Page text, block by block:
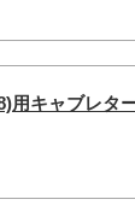
キャブレタ